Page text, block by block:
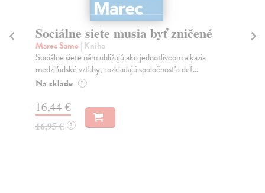
Sociálne siete musia byť zničené
Marec Samo| Kniha
Sociálne siete nám ubližujú ako jednotlivcom a kazia
medziľudské vzťahy, rozkladajú spoločnosť a def...
Na sklade ?
16,44 €
16,95 € ?